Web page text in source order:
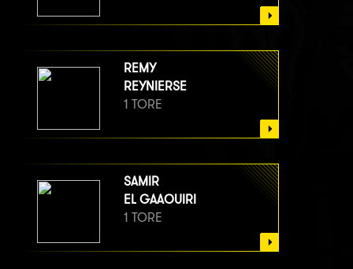
REMY
REYNIERSE
1 TORE
SAMIR
EL GAAOUIRI
1 TORE